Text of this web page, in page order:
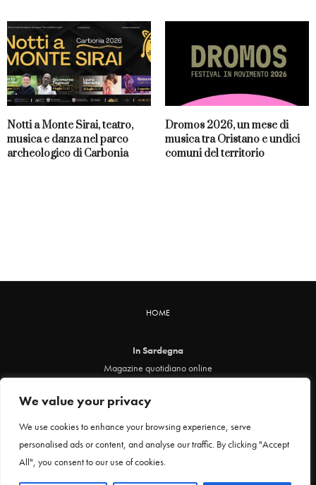
We value your privacy
We use cookies to enhance your browsing experience, serve
personalised ads or content, and analyse our traffic. By clicking "Accept
All", you consent to our use of cookies.
Notti a Monte Sirai, teatro,
musica e danza nel parco
archeologico di Carbonia
Dromos 2026, un mese di
musica tra Oristano e undici
comuni del territorio
HOME
In Sardegna
Magazine quotidiano online
Direttore responsabile ed editore: Claudia Marin
Piazza Santa Chiara, 49 - 00186 - Roma
P.IVA 12912621005
Testata online registrata al Tribunale di Roma al n. 29 del 24 febbraio 2021